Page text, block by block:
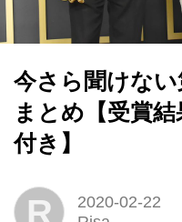
今さら聞けな
まとめ【受賞
付き】
R
2020-02-22